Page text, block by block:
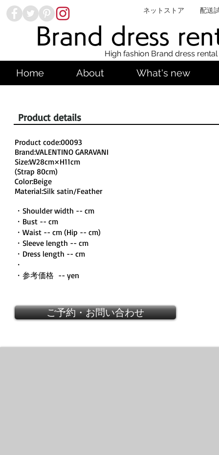
ネットストア 配送
Brand dress
High fashion Brand dress
Home About What's new
Product details
Product code:00093
Brand:VALENTINO GARAVANI
Size:W28cm×H11cm
(Strap 80cm)
Color:Beige
Material:Silk satin/Feather
・Shoulder width -- cm
・Bust -- cm
・Waist -- cm (Hip -- cm)
・Sleeve length -- cm
・Dress length -- cm
・
・参考価格 -- yen
ご予約・お問い合わせ